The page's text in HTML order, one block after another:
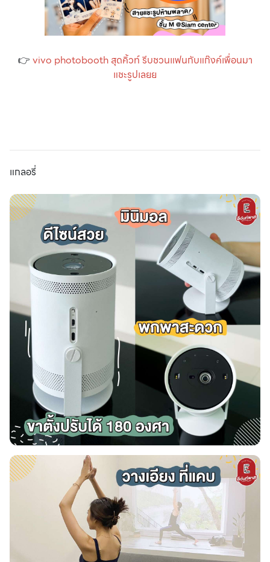
👉 vivo photobooth สุดคิ้วท์ รีบชวนแฟนกับแก๊งค์เพื่อนมา
แชะรูปเลยย
แกลอรี่